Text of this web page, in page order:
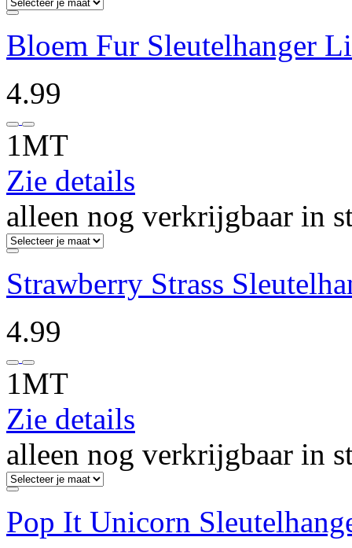
Bloem Fur Sleutelhanger
4.99
1MT
Zie details
alleen nog verkrijgbaar in
Strawberry Strass
4.99
1MT
Zie details
alleen nog verkrijgbaar in
Pop It Unicorn